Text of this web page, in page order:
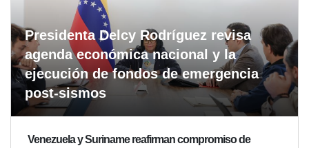
Presidenta Delcy Rodríguez revisa
agenda económica nacional y la
ejecución de fondos de emergencia
post-sismos
Venezuela y Suriname reafirman compromiso de